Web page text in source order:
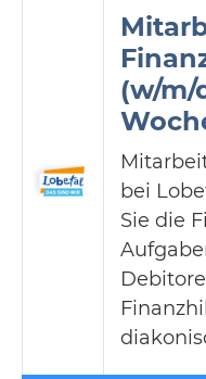
(w/m/
bei
Sie die